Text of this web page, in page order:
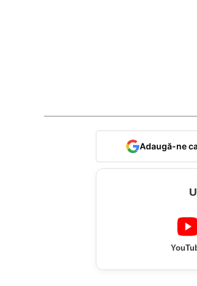
Adaugă-ne